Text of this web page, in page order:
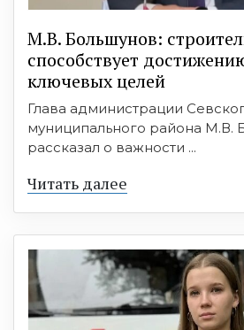
М.В. Большунов:
способствует
ключевых целей
Глава администрации
муниципального района М.В.
рассказал о важности ...
Читать далее